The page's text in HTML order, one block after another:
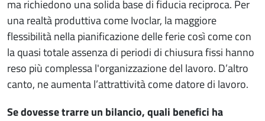
ma richiedono una solida base di fiducia reciproca. Per
una realtà produttiva come Ivoclar, la maggiore
flessibilità nella pianificazione delle ferie così come con
la quasi totale assenza di periodi di chiusura fissi hanno
reso più complessa l'organizzazione del lavoro. D’altro
canto, ne aumenta l’attrattività come datore di lavoro.
Se dovesse trarre un bilancio, quali benefici ha